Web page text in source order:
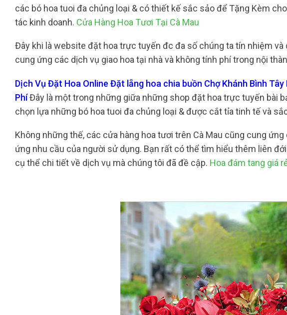
các bó hoa tuoi đa chủng loại & có thiết kế sắc sảo để Tặng Kèm
tác kinh doanh. Cửa Hàng Hoa Tươi Tại Cà Mau
Đây khi là website đặt hoa trực tuyến đc đa số chúng ta tín nhiệm
cung ứng các dịch vụ giao hoa tại nhà và không tính phí trong nội
Dịch Vụ Đặt Hoa Online Đặt lẵng hoa chia buồn Chợ Khánh Bình
PhíĐây là một trong những giữa những shop đặt hoa trực tuyến bài
chọn lựa những bó hoa tuoi đa chủng loại & được cắt tỉa tinh tế và
Không những thế, các cửa hàng hoa tươi trên Cà Mau cũng cung
ứng nhu cầu của người sử dụng. Bạn rất có thể tìm hiểu thêm liên
cụ thể chi tiết về dịch vụ mà chúng tôi đã đề cập. Hoa đám tang giá